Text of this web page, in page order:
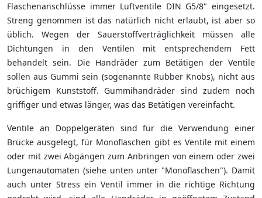
Flaschenanschlüsse immer Luftventile DIN G5/8" eingesetzt.
Streng genommen ist das natürlich nicht erlaubt, ist aber so
üblich. Wegen der Sauerstoffverträglichkeit müssen alle
Dichtungen in den Ventilen mit entsprechendem Fett
behandelt sein. Die Handräder zum Betätigen der Ventile
sollen aus Gummi sein (sogenannte Rubber Knobs), nicht aus
brüchigem Kunststoff. Gummihandräder sind zudem noch
griffiger und etwas länger, was das Betätigen vereinfacht.
Ventile an Doppelgeräten sind für die Verwendung einer
Brücke ausgelegt, für Monoflaschen gibt es Ventile mit einem
oder mit zwei Abgängen zum Anbringen von einem oder zwei
Lungenautomaten (siehe unten unter "Monoflaschen"). Damit
auch unter Stress ein Ventil immer in die richtige Richtung